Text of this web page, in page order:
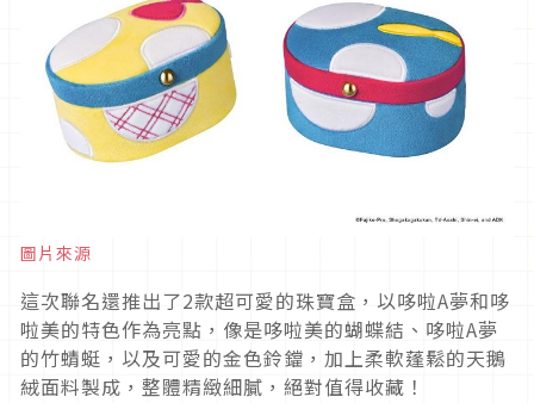
圖片來源
這次聯名還推出了2款超可愛的珠寶盒，以哆啦A夢和哆
啦美的特色作為亮點，像是哆啦美的蝴蝶結、哆啦A夢
的竹蜻蜓，以及可愛的金色鈴鐺，加上柔軟蓬鬆的天鵝
絨面料製成，整體精緻細膩，絕對值得收藏！